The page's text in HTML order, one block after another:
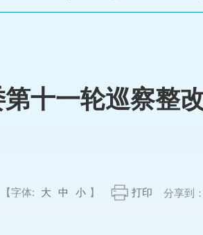
十一轮巡察整
【字体: 大 中 小 】 打印 分享到：